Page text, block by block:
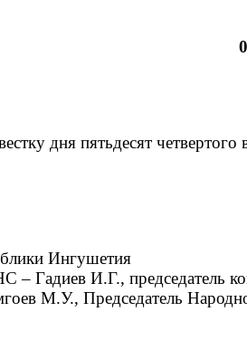
дня пятьдесят
Ингушетия
– Гадиев И.Г., председатель
М.У., Председатель